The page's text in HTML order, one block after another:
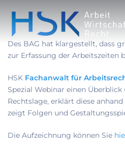
Des BAG hat klargestellt, dass
zur Erfassung der Arbeitszeiten
HSK Fachanwalt für
Spezial Webinar einen
Rechtslage, erklärt diese
zeigt Folgen und
Die Aufzeichnung können Sie